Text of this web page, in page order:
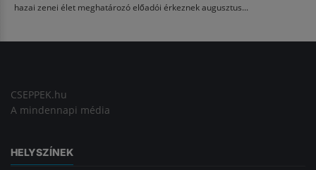
hazai zenei élet meghatározó előadói érkeznek augusztus...
CSEPPEK.hu
A mindennapi média
HELYSZÍNEK